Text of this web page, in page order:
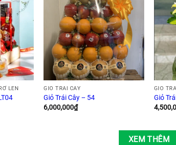
LÊN GIỎ TRÁI CÂY
Giỏ Trái Cây – 54
6,000,000₫
GIỎ
Giỏ
XEM THÊM